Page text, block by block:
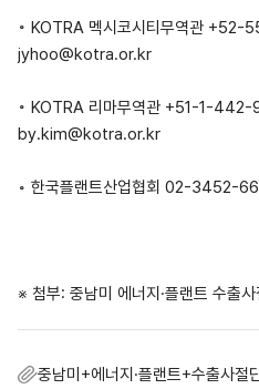
◦ KOTRA 멕시코시티무역관
jyhoo@kotra.or.kr
◦ KOTRA 리마무역관 +51-1-
by.kim@kotra.or.kr
◦ 한국플랜트산업협회 02-3452-
※ 첨부: 중남미 에너지·플랜트 수출
중남미+에너지·플랜트+수출사